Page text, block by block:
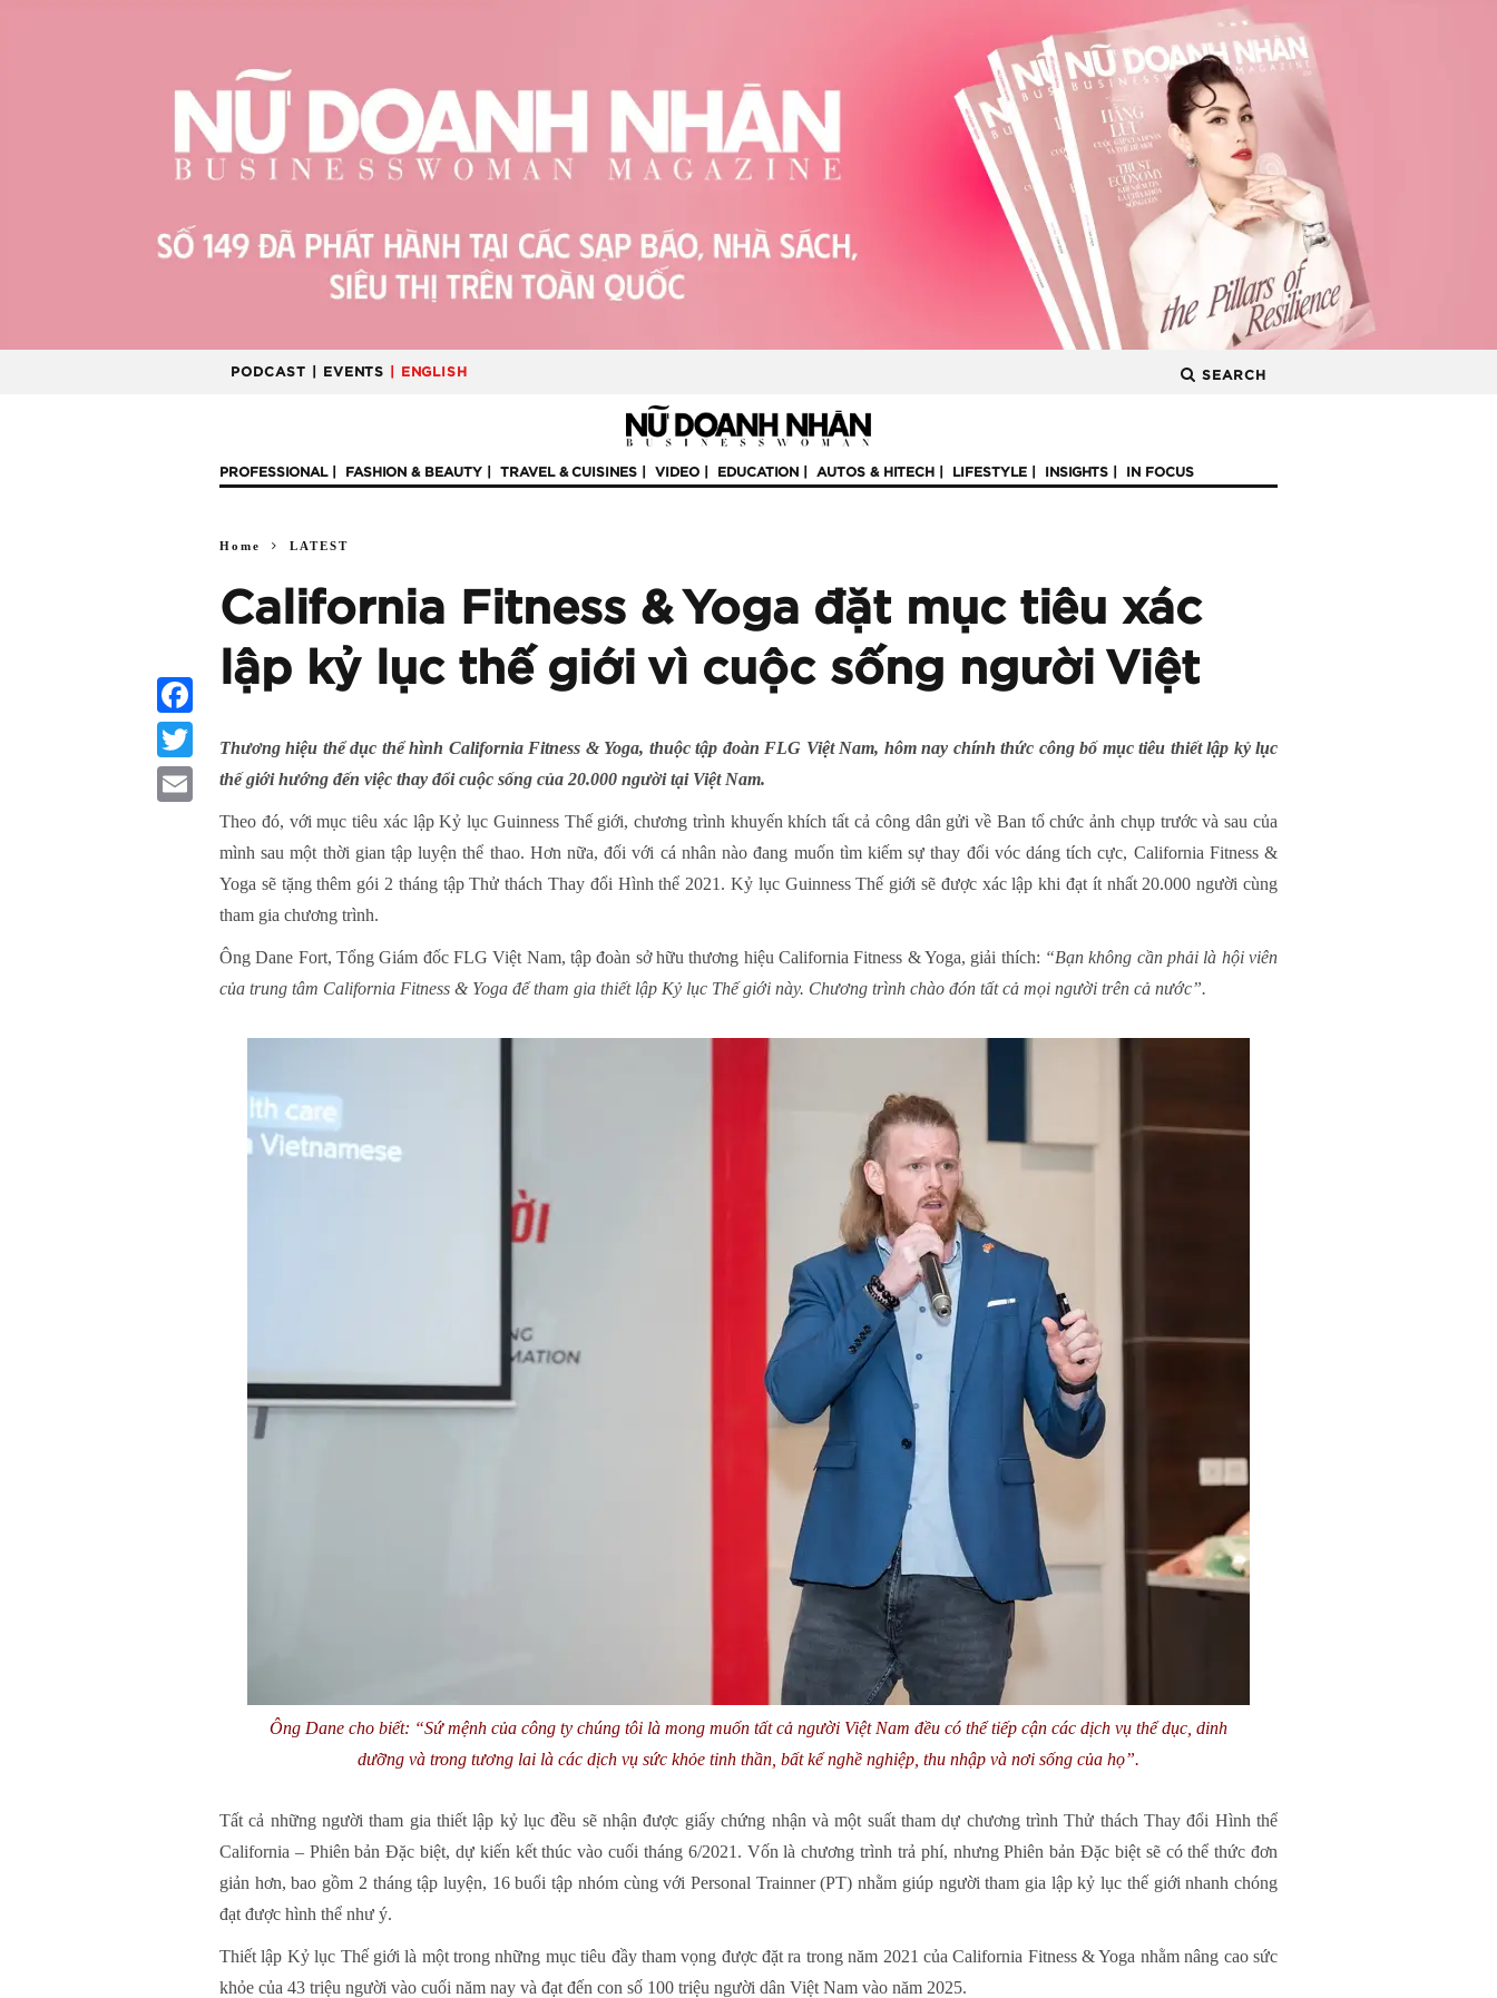
PODCAST | EVENTS | ENGLISH SEARCH
PROFESSIONAL FASHION & BEAUTY TRAVEL & CUISINES VIDEO EDUCATION AUTOS & HITECH LIFESTYLE INSIGHTS IN FOCUS
Home LATEST
California Fitness & Yoga đặt mục tiêu xác
lập kỷ lục thế giới vì cuộc sống người Việt
Thương hiệu thể dục thể hình California Fitness & Yoga, thuộc tập đoàn FLG Việt Nam, hôm nay chính thức công bố mục tiêu thiết lập kỷ lục
thế giới hướng đến việc thay đổi cuộc sống của 20.000 người tại Việt Nam.
Theo đó, với mục tiêu xác lập Kỷ lục Guinness Thế giới, chương trình khuyến khích tất cả công dân gửi về Ban tổ chức ảnh chụp trước và sau của
mình sau một thời gian tập luyện thể thao. Hơn nữa, đối với cá nhân nào đang muốn tìm kiếm sự thay đổi vóc dáng tích cực, California Fitness &
Yoga sẽ tặng thêm gói 2 tháng tập Thử thách Thay đổi Hình thể 2021. Kỷ lục Guinness Thế giới sẽ được xác lập khi đạt ít nhất 20.000 người cùng
tham gia chương trình.
Ông Dane Fort, Tổng Giám đốc FLG Việt Nam, tập đoàn sở hữu thương hiệu California Fitness & Yoga, giải thích: “Bạn không cần phải là hội viên
của trung tâm California Fitness & Yoga để tham gia thiết lập Kỷ lục Thế giới này. Chương trình chào đón tất cả mọi người trên cả nước”.
Ông Dane cho biết: “Sứ mệnh của công ty chúng tôi là mong muốn tất cả người Việt Nam đều có thể tiếp cận các dịch vụ thể dục, dinh
dưỡng và trong tương lai là các dịch vụ sức khỏe tinh thần, bất kể nghề nghiệp, thu nhập và nơi sống của họ”.
Tất cả những người tham gia thiết lập kỷ lục đều sẽ nhận được giấy chứng nhận và một suất tham dự chương trình Thử thách Thay đổi Hình thể
California – Phiên bản Đặc biệt, dự kiến kết thúc vào cuối tháng 6/2021. Vốn là chương trình trả phí, nhưng Phiên bản Đặc biệt sẽ có thể thức đơn
giản hơn, bao gồm 2 tháng tập luyện, 16 buổi tập nhóm cùng với Personal Trainner (PT) nhằm giúp người tham gia lập kỷ lục thế giới nhanh chóng
đạt được hình thể như ý.
Thiết lập Kỷ lục Thế giới là một trong những mục tiêu đầy tham vọng được đặt ra trong năm 2021 của California Fitness & Yoga nhằm nâng cao sức
khỏe của 43 triệu người vào cuối năm nay và đạt đến con số 100 triệu người dân Việt Nam vào năm 2025.
Facebook
Twitter